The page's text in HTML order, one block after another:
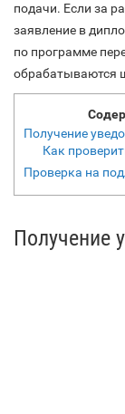
подачи. Если за
заявление в
по программе
обрабатываются
Получение
Как
Проверка на
Получение